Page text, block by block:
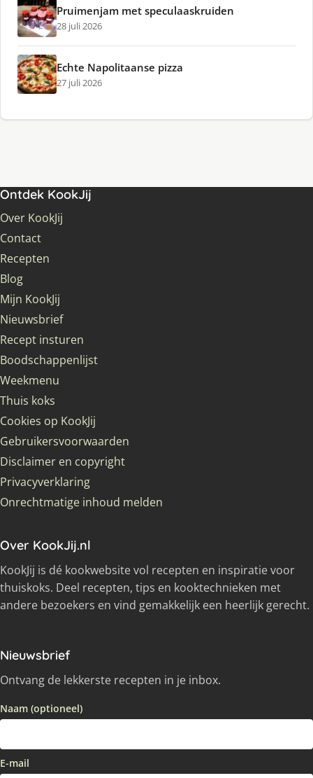
Pruimenjam met speculaaskruiden
28 juli 2026
Echte Napolitaanse pizza
27 juli 2026
Ontdek KookJij
Over KookJij
Contact
Recepten
Blog
Mijn KookJij
Nieuwsbrief
Recept insturen
Boodschappenlijst
Weekmenu
Thuis koks
Cookies op KookJij
Gebruikersvoorwaarden
Disclaimer en copyright
Privacyverklaring
Onrechtmatige inhoud melden
Over KookJij.nl
KookJij is dé kookwebsite vol recepten en inspiratie voor
thuiskoks. Deel recepten, tips en kooktechnieken met
andere bezoekers en vind gemakkelijk een heerlijk gerecht.
Nieuwsbrief
Ontvang de lekkerste recepten in je inbox.
Naam (optioneel)
E-mail